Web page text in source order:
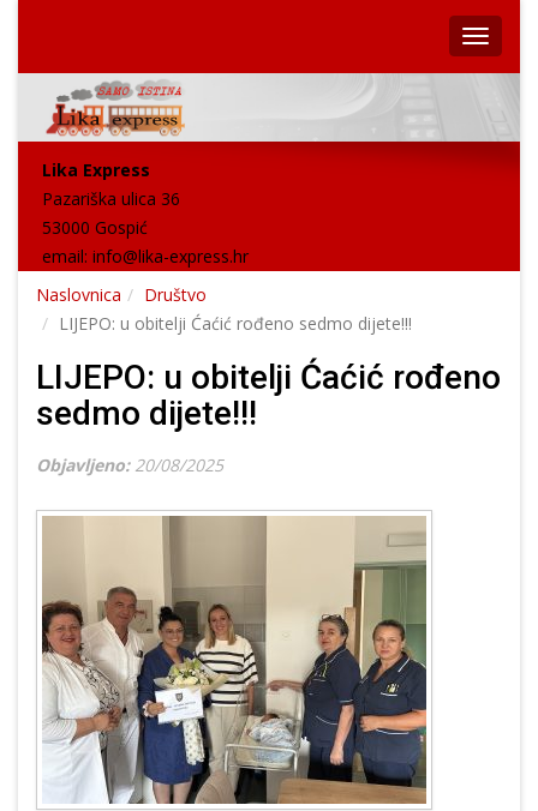
Lika Express
Pazariška ulica 36
53000 Gospić
email: info@lika-express.hr
Naslovnica
Društvo
LIJEPO: u obitelji Ćaćić rođeno sedmo dijete!!!
LIJEPO: u obitelji Ćaćić rođeno
sedmo dijete!!!
Objavljeno: 20/08/2025